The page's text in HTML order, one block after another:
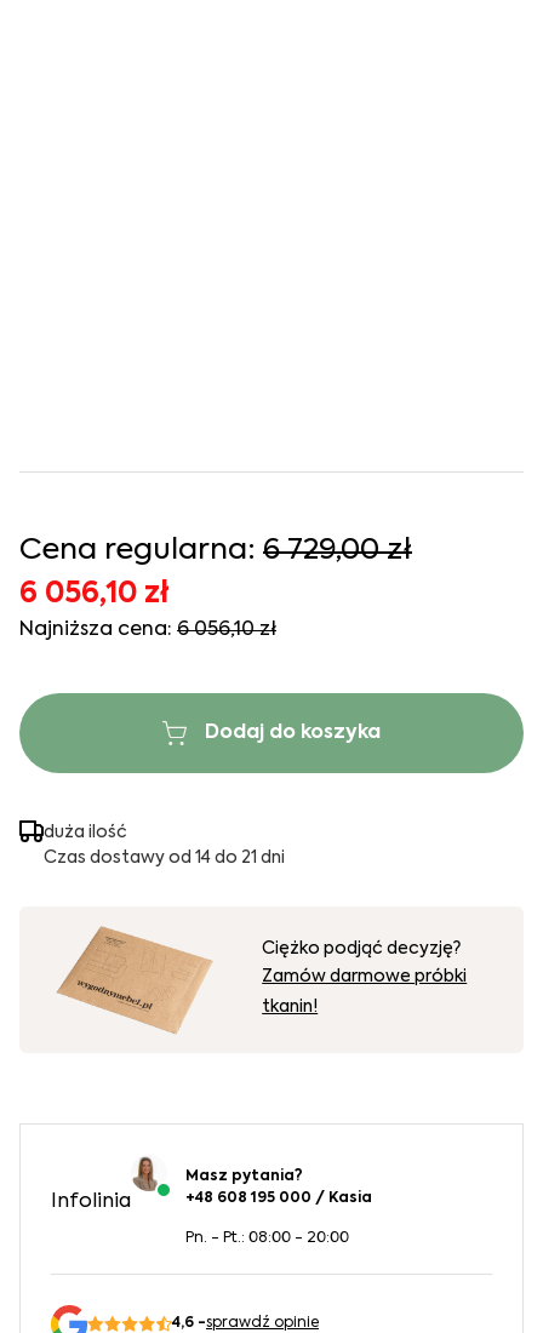
Cena regularna: 6 729,00 zł
6 056,10 zł
Najniższa cena: 6 056,10 zł
Dodaj do koszyka
duża ilość
Czas dostawy od 14 do 21 dni
Ciężko podjąć decyzję?
Zamów darmowe próbki
tkanin!
Infolinia
Masz pytania?
+48 608 195 000 / Kasia
Pn. - Pt.: 08:00 - 20:00
4,6 -sprawdź opinie